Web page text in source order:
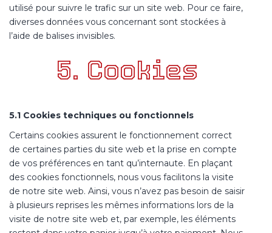
utilisé pour suivre le trafic sur un site web. Pour ce faire,
diverses données vous concernant sont stockées à
l’aide de balises invisibles.
5. Cookies
5.1 Cookies techniques ou fonctionnels
Certains cookies assurent le fonctionnement correct
de certaines parties du site web et la prise en compte
de vos préférences en tant qu’internaute. En plaçant
des cookies fonctionnels, nous vous facilitons la visite
de notre site web. Ainsi, vous n’avez pas besoin de saisir
à plusieurs reprises les mêmes informations lors de la
visite de notre site web et, par exemple, les éléments